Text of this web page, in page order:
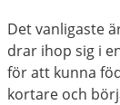
Det vanligaste
drar ihop sig i
för att kunna
kortare och